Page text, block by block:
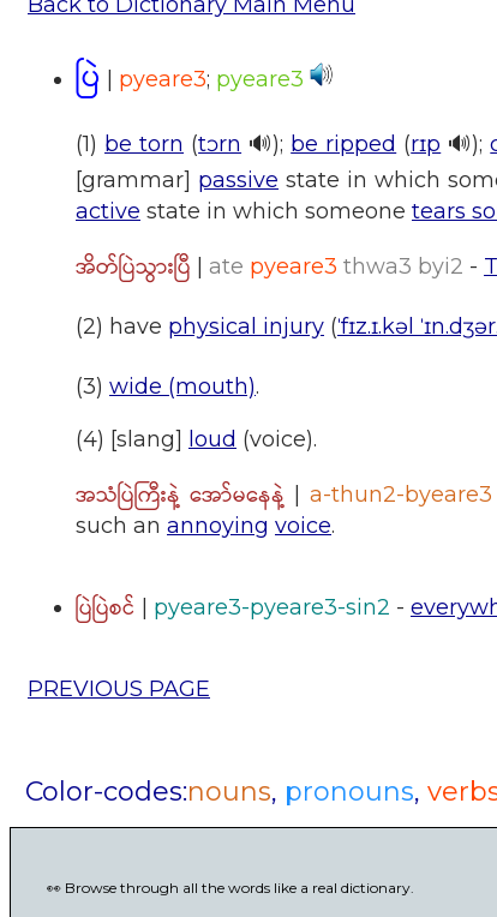
ပြဲ | pyeare3; pyeare3
(1) be torn (tɔrn 🔊); be ripped (rɪp 🔊);
[grammar] passive state in which
active state in which someone tears
အိတ်ပြဲသွားပြီ | ate pyeare3 thwa3 byi2 -
(2) have physical injury (ˈfɪz.ɪ.kəl
(3) wide (mouth).
(4) [slang] loud (voice).
အသံပြဲကြီးနဲ့ အော်မနေနဲ့ |a-thun2-
such an annoying voice.
ပြဲပြဲစင် | pyeare3-pyeare3-sin2 -
PREVIOUS PAGE
Color-codes:nouns, pronouns,
👀 Browse through all the words like a real dictionary.